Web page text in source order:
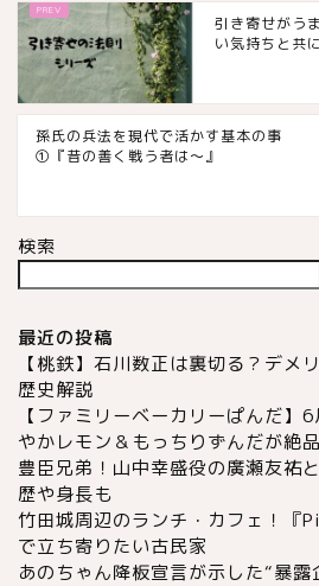
引き寄せがう
い気持ちと共
孫氏の兵法を現代で活かす基本の事
①『昔の善く戦う者は～』
検索
最近の投稿
【桃鉄】石川数正は裏切る？デメ
歴史解説
【ファミリーベーカリーぱんだ】
やかレモン＆もっちりずんだが絶品
豊臣兄弟！山中幸盛役の廣瀬友祐
歴や身長も
竹田城周辺のランチ・カフェ！『
で立ち寄りたい古民家
あのちゃん降板宣言が示した“暴露